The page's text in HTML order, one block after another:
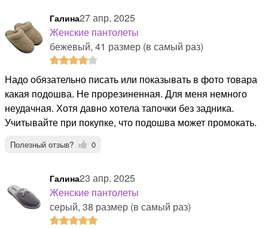
Галина27 апр. 2025
Женские пантолеты
бежевый, 41 размер (в самый раз)
Надо обязательно писать или показывать в фото товара
какая подошва. Не прорезиненная. Для меня немного
неудачная. Хотя давно хотела тапочки без задника.
Учитывайте при покупке, что подошва может промокать.
Полезный отзыв? 0
Галина23 апр. 2025
Женские пантолеты
серый, 38 размер (в самый раз)